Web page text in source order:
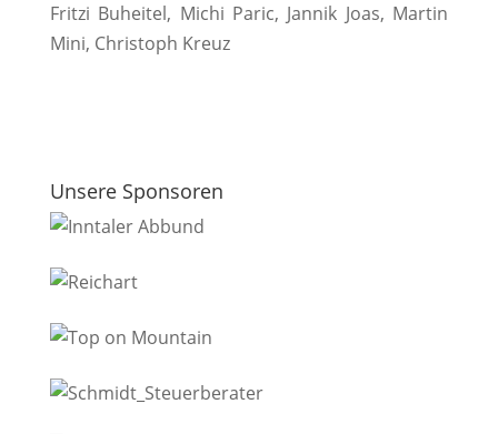
Fritzi Buheitel, Michi Paric, Jannik Joas, Martin
Mini, Christoph Kreuz
Unsere Sponsoren